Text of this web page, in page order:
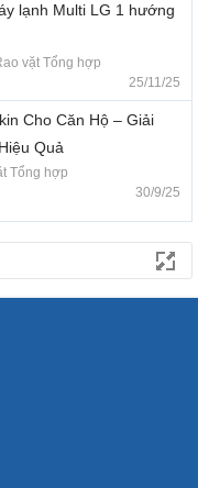
lạnh Multi LG 1 hướng
vặt Tổng hợp
25/11/25
Cho Căn Hộ – Giải
Quả
Tổng hợp
30/9/25